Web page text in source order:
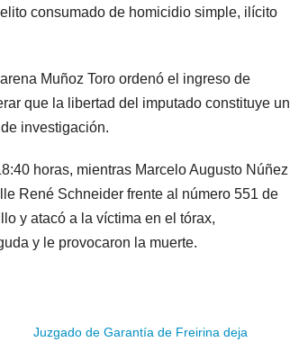
consumado de homicidio simple, ilícito
Muñoz Toro ordenó el ingreso de
que la libertad del imputado constituye un
investigación.
horas, mientras Marcelo Augusto Núñez
René Schneider frente al número 551 de
y atacó a la víctima en el tórax,
y le provocaron la muerte.
Juzgado de Garantía de Freirina deja